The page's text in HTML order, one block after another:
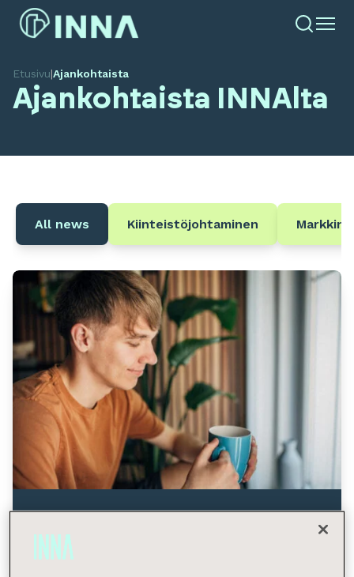
Etusivu|Ajankohtaista
Ajankohtaista INNAlta
All news Kiinteistöjohtaminen
Vuokra-asuminen / 21.07.2026
Näin pidät kotisi viileämpänä helteillä